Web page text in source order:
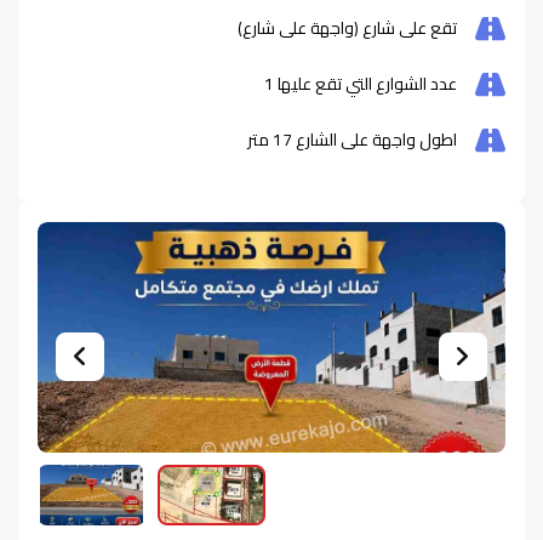
تقع على شارع (واجهة على شارع)
عدد الشوارع التي تقع عليها 1
اطول واجهة على الشارع17متر